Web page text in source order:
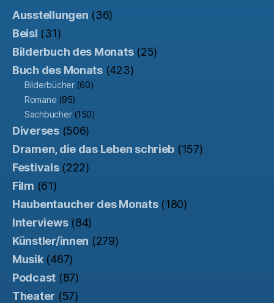
Ausstellungen (36)
Beisl (31)
Bilderbuch des Monats(25)
Buch des Monats(423)
Bilderbücher(60)
Romane (95)
Sachbücher(150)
Diverses(506)
Dramen, die das Leben schrieb (157)
Festivals(222)
Film (61)
Haubentaucher des Monats(180)
Interviews(84)
Künstler/innen (279)
Musik(467)
Podcast (87)
Theater (57)